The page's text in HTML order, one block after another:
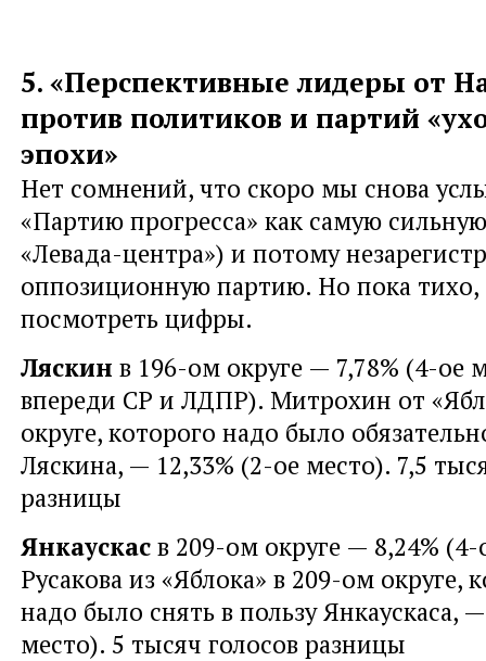
5. «Перспективные лидеры от
против политиков и партий
эпохи»
Нет сомнений, что скоро мы снова
«Партию прогресса» как самую
«Левада-центра») и потому
оппозиционную партию. Но пока
посмотреть цифры.
Ляскин в 196-ом округе — 7,78% (4-ое
впереди СР и ЛДПР). Митрохин от
округе, которого надо было
Ляскина, — 12,33% (2-ое место). 7,5
разницы
Янкаускас в 209-ом округе — 8,24%
Русакова из «Яблока» в 209-ом округе,
надо было снять в пользу Янкаускаса,
место). 5 тысяч голосов разницы